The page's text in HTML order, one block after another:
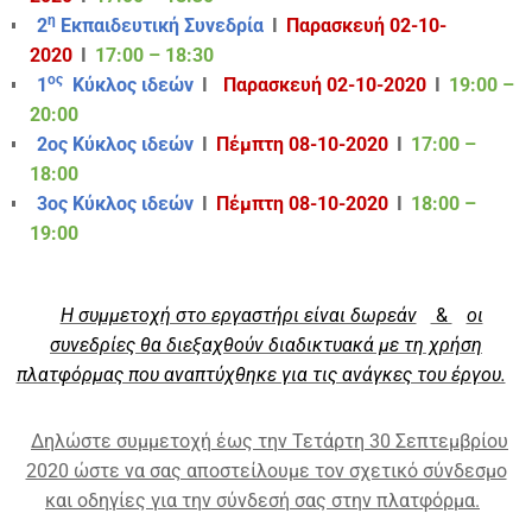
2η Εκπαιδευτική Συνεδρία Ι Παρασκευή 02-10-
2020 Ι 17:00 – 18:30
1ος Κύκλος ιδεών Ι Παρασκευή 02-10-2020 Ι 19:00 –
20:00
2ος Κύκλος ιδεών Ι Πέμπτη 08-10-2020 Ι 17:00 –
18:00
3ος Κύκλος ιδεών Ι Πέμπτη 08-10-2020 Ι 18:00 –
19:00
Η συμμετοχή στο εργαστήρι είναι δωρεάν &
οι
συνεδρίες θα διεξαχθούν διαδικτυακά με τη χρήση
πλατφόρμας που αναπτύχθηκε για τις ανάγκες του έργου.
Δηλώστε συμμετοχή έως την Τετάρτη 30 Σεπτεμβρίου
2020 ώστε να σας αποστείλουμε τον σχετικό σύνδεσμο
και οδηγίες για την σύνδεσή σας στην πλατφόρμα.